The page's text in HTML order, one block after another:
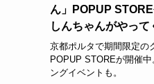
ん」POPUP
しんちゃんがやって
京都ポルタで期間限定の
POPUP STOREが開催
ングイベントも。